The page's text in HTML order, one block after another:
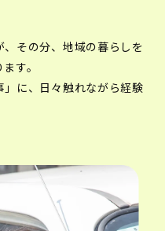
その分、地域の暮らしを
す。
」に、日々触れながら経験